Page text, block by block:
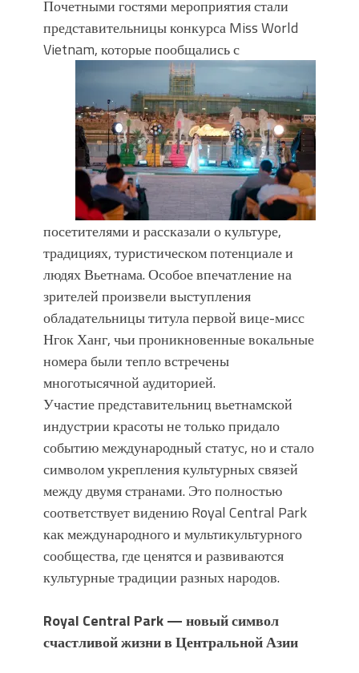
Почетными гостями мероприятия стали
представительницы конкурса Miss World
Vietnam, которыепообщались с
посетителями и рассказали о культуре,
традициях, туристическом потенциале и
людях Вьетнама. Особое впечатление на
зрителей произвели выступления
обладательницы титула первой вице-мисс
Нгок Ханг, чьи проникновенные вокальные
номера были тепло встречены
многотысячной аудиторией.
Участие представительниц вьетнамской
индустрии красоты не только придало
событию международный статус, но и стало
символом укрепления культурных связей
между двумя странами. Это полностью
соответствует видению Royal Central Park
как международного и мультикультурного
сообщества, где ценятся и развиваются
культурные традиции разных народов.
Royal Central Park — новый символ
счастливой жизни в Центральной Азии